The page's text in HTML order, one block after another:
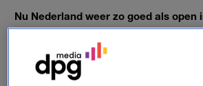
Nu Nederland weer zo goed als open
versoepelingen, vrezen
Bijna een derde van de zorg- en